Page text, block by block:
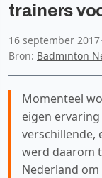
trainers
16 september 2017·
Bron: Badminton
Momenteel
eigen ervaring
verschillende,
werd daarom
Nederland